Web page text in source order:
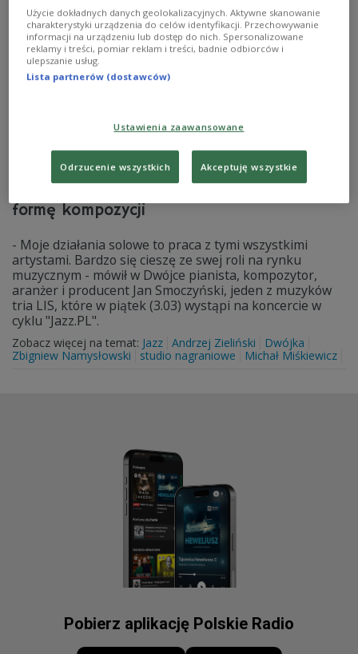
Jan Smoczyński: improwizacji nadajemy
formę kompozycji
- Moje działania solowe to praca z tymi wszystkimi
artystami. Bardzo się cieszę ze swej roli na rynku
muzycznym - mówił w Dwójce pianista, kompozytor,
aranżer i producent Jan Smoczyński, jeden z muzyków
tria LIS, które w piątek (3.03) wystąpi na koncercie w
cyklu "Jazz.PL".
Zobacz więcej na temat: Jazz Andrzej Zieliński
Dwójka
Zbigniew Namysłowski
studio nagraniowe Michał Miśkiewicz
Pobierz aplikację Polskie Radio
Użycie dokładnych danych geolokalizacyjnych. Aktywne skanowanie
charakterystyki urządzenia do celów identyfikacji. Przechowywanie
informacji na urządzeniu lub dostęp do nich. Spersonalizowane
reklamy i treści, pomiar reklam i treści, badnie odbiorców i
ulepszanie usług.
Lista partnerów (dostawców)
Ustawienia zaawansowane
Odrzucenie wszystkich Akceptuję wszystkie